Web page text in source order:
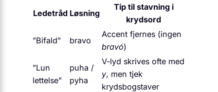
Ledetråd Løsning
Tip til stavning i
krydsord
”Bifald” bravo
Accent fjernes (ingen
bravó)
”Lun
lettelse”
puha /
pyha
V-lyd skrives ofte med
y, men tjek
krydsbogstaver